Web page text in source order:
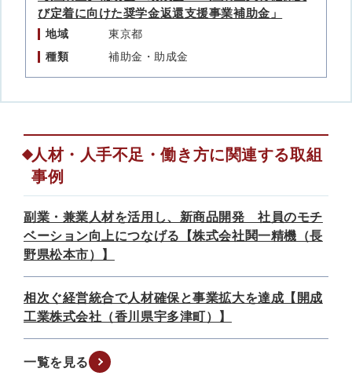
び定着に向けた奨学金返還支援事業補助金」
地域
東京都
種類
補助金・助成金
人材・人手不足・働き方に関連する取組
事例
副業・兼業人材を活用し、新商品開発 社員のモチ
ベーション向上につなげる【株式会社鬨一精機（長
野県松本市）】
相次ぐ経営統合で人材確保と事業拡大を達成【開成
工業株式会社（香川県宇多津町）】
一覧を見る